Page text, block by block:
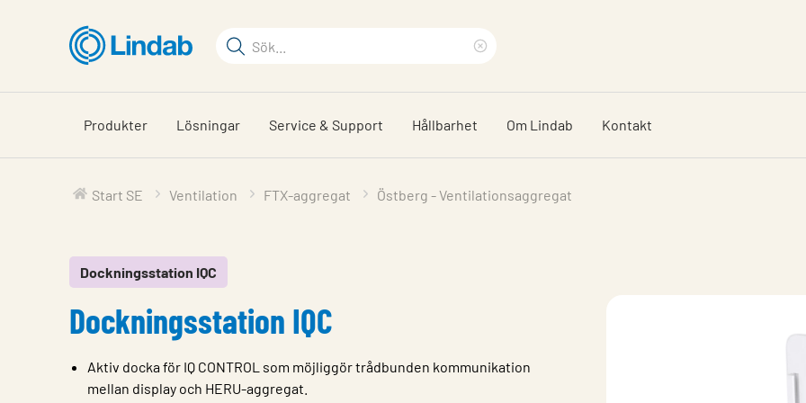
huvudinnehållet
Sökord
på
sajten
sökfras
Produkter Lösningar Service & Support Hållbarhet Om Lindab Kontakt
Start SE Ventilation FTX-aggregat Östberg - Ventilationsaggregat
Dockningsstation IQC
Dockningsstation IQC
Aktiv docka för IQ CONTROL som möjliggör trådbunden kommunikation
mellan display och HERU-aggregat.